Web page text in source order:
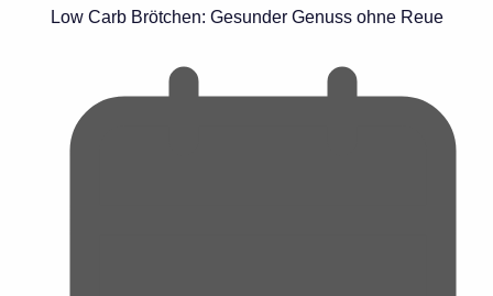
Low Carb Brötchen: Gesunder Genuss ohne Reue